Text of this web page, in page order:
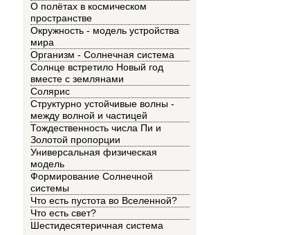
О полётах в космическом
пространстве
Окружность - модель устройства
мира
Организм - Солнечная система
Солнце встретило Новый год
вместе с землянами
Солярис
Структурно устойчивые волны -
между волной и частицей
Тождественность числа Пи и
Золотой пропорции
Универсальная физическая
модель
Формирование Солнечной
системы
Что есть пустота во Вселенной?
Что есть свет?
Шестидесятеричная система